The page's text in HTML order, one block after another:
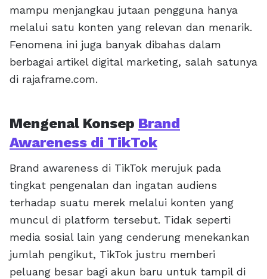
mampu menjangkau jutaan pengguna hanya
melalui satu konten yang relevan dan menarik.
Fenomena ini juga banyak dibahas dalam
berbagai artikel digital marketing, salah satunya
di rajaframe.com.
Mengenal Konsep Brand
Awareness di TikTok
Brand awareness di TikTok merujuk pada
tingkat pengenalan dan ingatan audiens
terhadap suatu merek melalui konten yang
muncul di platform tersebut. Tidak seperti
media sosial lain yang cenderung menekankan
jumlah pengikut, TikTok justru memberi
peluang besar bagi akun baru untuk tampil di